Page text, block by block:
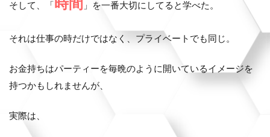
そして、「 」を一番大切にしてると学べた。
それは仕事の時だけではなく、プライベートでも同じ。
お金持ちはパーティーを毎晩のように開いているイメージを
持つかもしれませんが、
実際は、